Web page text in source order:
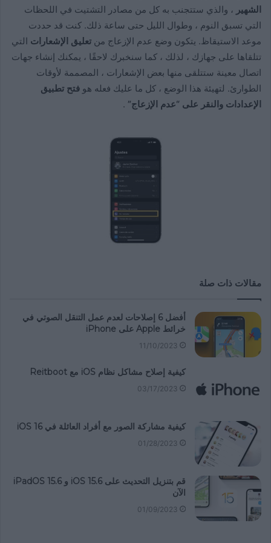
الشهير ، والذي ستتجنب به كل من مصادر التشتيت في اللحظات
التي تسبق النوم ، وطوال الليل حتى ساعة ذلك. كنت قد حددت
موعد الاستيقاظ. يتكون وضع عدم الإزعاج من تعليق الإشعارات التي
تتلقاها على جهازك ، لذلك ، كما سنخبرك لاحقًا ، يمكنك إنشاء جهات
اتصال معينة ستتلقى منها بعض الإشعارات ، المصممة لأوقات
الطوارئ. لتهيئة هذا الوضع ، كل ما عليك فعله هو فتح تطبيق
الإعدادات والنقر على “عدم الإزعاج” .
مقالات ذات صلة
أفضل 6 إصلاحات لعدم عمل التنقل الصوتي في
خرائط Apple على iPhone
11/10/2023
كيفية إصلاح مشاكل نظام iOS مع Reitboot
03/17/2023
كيفية مشاركة الصور مع أفراد العائلة في iOS 16
01/28/2023
قم بتنزيل التحديث على iOS 15.6 و iPadOS 15.6
الآن
01/09/2023